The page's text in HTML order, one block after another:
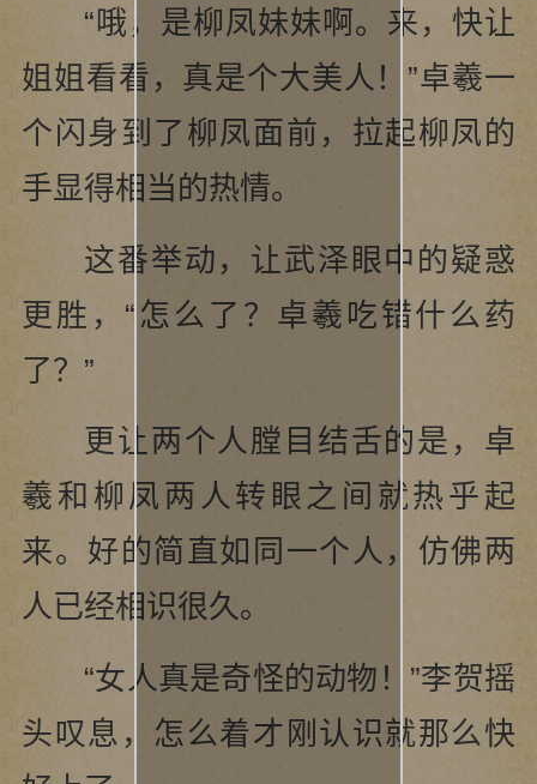
“哦，是柳凤妹妹啊。来，快让
姐姐看看，真是个大美人！”卓羲一
个闪身到了柳凤面前，拉起柳凤的
手显得相当的热情。
这番举动，让武泽眼中的疑惑
更胜，“怎么了？卓羲吃错什么药
了？”
更让两个人膛目结舌的是，卓
羲和柳凤两人转眼之间就热乎起
来。好的简直如同一个人，仿佛两
人已经相识很久。
“女人真是奇怪的动物！”李贺摇
头叹息，怎么着才刚认识就那么快